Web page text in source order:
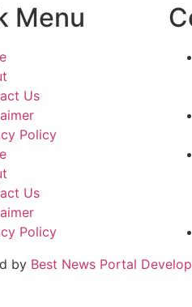
Menu
Us
Policy
Us
Policy
by Best News Portal